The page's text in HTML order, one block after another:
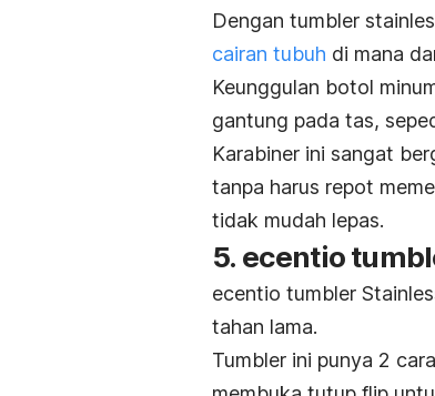
Dengan tumbler
cairan tubuh di mana
Keunggulan botol
gantung pada tas,
Karabiner ini sangat
tanpa harus repot
tidak mudah lepas.
5. ecentio
ecentio tumbler
tahan lama.
Tumbler ini punya 2